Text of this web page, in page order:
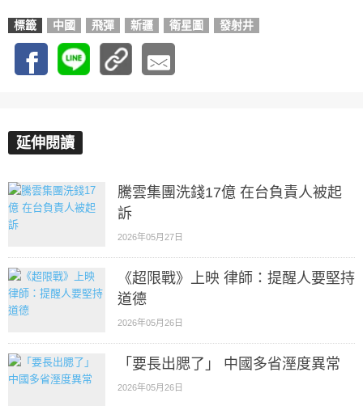
標籤 中國 飛彈 新疆 衛星圖 發射井
延伸閱讀
騰雲集團洗錢17億 在台負責人被起
訴
2026年05月27日
《超限戰》上映 律師：提醒人要堅持
道德
2026年05月26日
「要長出腮了」 中國多省溼度異常
2026年05月26日